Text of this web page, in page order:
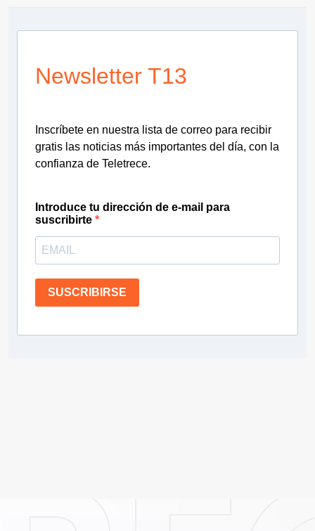
Newsletter T13
Inscríbete en nuestra lista de correo para recibir
gratis las noticias más importantes del día, con la
confianza de Teletrece.
Introduce tu dirección de e-mail para
suscribirte
SUSCRIBIRSE